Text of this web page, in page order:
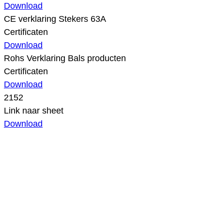
Download
CE verklaring Stekers 63A
Certificaten
Download
Rohs Verklaring Bals producten
Certificaten
Download
2152
Link naar sheet
Download